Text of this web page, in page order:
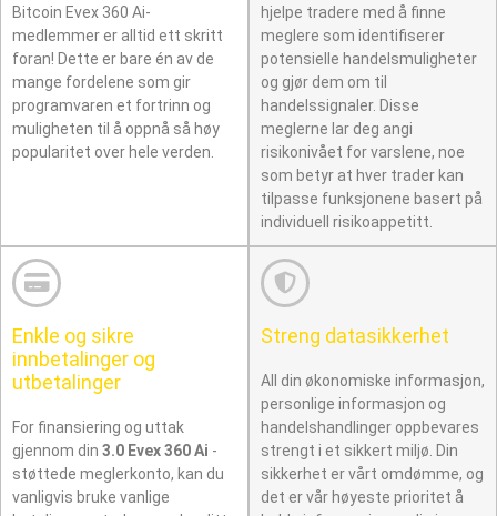
Bitcoin Evex 360 Ai-
medlemmer er alltid ett skritt
foran! Dette er bare én av de
mange fordelene som gir
programvaren et fortrinn og
muligheten til å oppnå så høy
popularitet over hele verden.
hjelpe tradere med å finne
meglere som identifiserer
potensielle handelsmuligheter
og gjør dem om til
handelssignaler. Disse
meglerne lar deg angi
risikonivået for varslene, noe
som betyr at hver trader kan
tilpasse funksjonene basert på
individuell risikoappetitt.
Enkle og sikre
innbetalinger og
utbetalinger
For finansiering og uttak
gjennom din 3.0 Evex 360 Ai -
støttede meglerkonto, kan du
vanligvis bruke vanlige
Streng datasikkerhet
All din økonomiske informasjon,
personlige informasjon og
handelshandlinger oppbevares
strengt i et sikkert miljø. Din
sikkerhet er vårt omdømme, og
det er vår høyeste prioritet å